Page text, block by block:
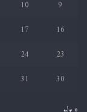
9
10
16
17
23
24
30
31